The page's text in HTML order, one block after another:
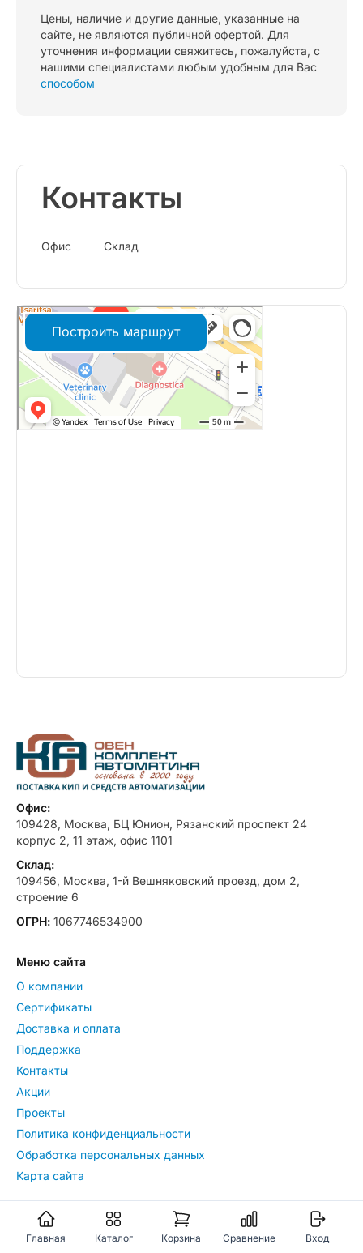
Главная Каталог Корзина Сравнение Вход
Цены, наличие и другие данные, указанные на
сайте, не являются публичной офертой. Для
уточнения информации свяжитесь, пожалуйста, с
нашими специалистами любым удобным для Вас
способом
Контакты
Офис Склад
Построить маршрут
Офис:
109428, Москва, БЦ Юнион, Рязанский проспект 24
корпус 2, 11 этаж, офис 1101
Склад:
109456, Москва, 1-й Вешняковский проезд, дом 2,
строение 6
ОГРН: 1067746534900
Меню сайта
О компании
Сертификаты
Доставка и оплата
Поддержка
Контакты
Акции
Проекты
Политика конфиденциальности
Обработка персональных данных
Карта сайта
Каталог товаров
Датчики влажности и температуры воздуха